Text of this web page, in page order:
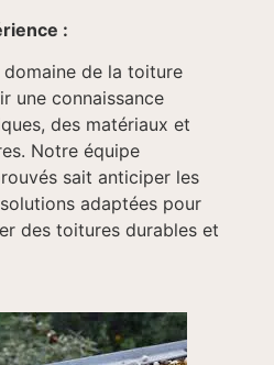
:
de la toiture
une connaissance
des matériaux et
Notre équipe
sait anticiper les
adaptées pour
des toitures durables et